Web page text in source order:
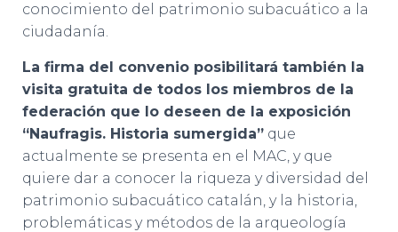
conocimiento del patrimonio subacuático a la
ciudadanía.
La firma del convenio posibilitará también la
visita gratuita de todos los miembros de la
federación que lo deseen de la exposición
“Naufragis. Historia sumergida” que
actualmente se presenta en el MAC, y que
quiere dar a conocer la riqueza y diversidad del
patrimonio subacuático catalán, y la historia,
problemáticas y métodos de la arqueología